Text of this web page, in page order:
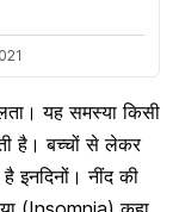
यह समस्या किसी
है। बच्चों से लेकर
इनदिनों। नींद की